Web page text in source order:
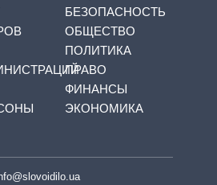
БЕЗОПАСНОСТЬ
ОБЩЕСТВО
ПОЛИТИКА
ПРАВО
ФИНАНСЫ
ЭКОНОМИКА